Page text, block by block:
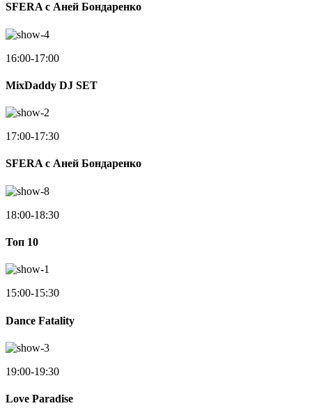
SFERA с Аней Бондаренко
16:00-17:00
MixDaddy DJ SET
17:00-17:30
SFERA с Аней Бондаренко
18:00-18:30
Toп 10
15:00-15:30
Dance Fatality
19:00-19:30
Love Paradise